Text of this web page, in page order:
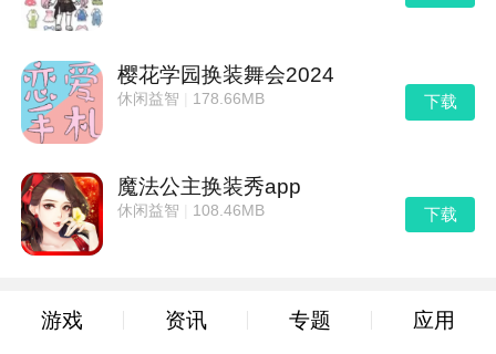
樱花学园换装舞会2024
休闲益智 178.66MB 下载
魔法公主换装秀app
休闲益智 108.46MB 下载
游戏 资讯 专题 应用